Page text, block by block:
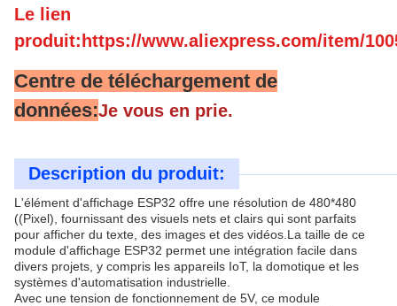
Le lien
produit:https://www.aliexpress.com/item/
Centre de téléchargement de
données:Je vous en prie.
Description du produit:
L'élément d'affichage ESP32 offre une résolution de 480*480
((Pixel), fournissant des visuels nets et clairs qui sont parfaits
pour afficher du texte, des images et des vidéos.La taille de ce
module d'affichage ESP32 permet une intégration facile dans
divers projets, y compris les appareils IoT, la domotique et les
systèmes d'automatisation industrielle.
Avec une tension de fonctionnement de 5V, ce module